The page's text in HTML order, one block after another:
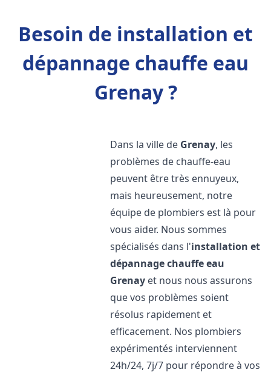
Besoin de installation et
dépannage chauffe eau
Grenay ?
Dans la ville de Grenay, les
problèmes de chauffe-eau
peuvent être très ennuyeux,
mais heureusement, notre
équipe de plombiers est là pour
vous aider. Nous sommes
spécialisés dans l'installation et
dépannage chauffe eau
Grenay et nous nous assurons
que vos problèmes soient
résolus rapidement et
efficacement. Nos plombiers
expérimentés interviennent
24h/24, 7j/7 pour répondre à vos